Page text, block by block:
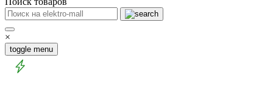
×
toggle menu